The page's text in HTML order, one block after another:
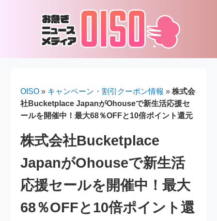
OISO » キャンペーン・割引クーポン情報 »株式会
社Bucketplace JapanがOhouseで新生活応援セ
ールを開催中！最大68％OFFと10倍ポイント還元
株式会社Bucketplace
JapanがOhouseで新生活
応援セールを開催中！最大
68％OFFと10倍ポイント還